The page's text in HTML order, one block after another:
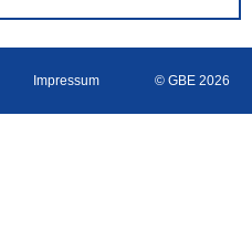
Impressum © GBE 2026